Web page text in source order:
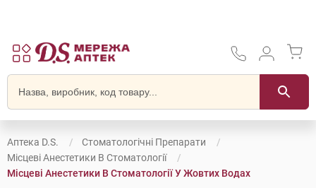
Аптека D.S.
Стоматологічні Препарати
Місцеві Анестетики В Стоматології
Місцеві Анестетики В Стоматології У Жовтих Водах